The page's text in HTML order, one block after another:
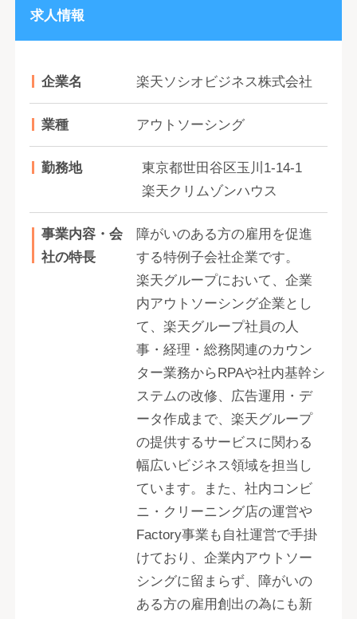
求人情報
企業名 楽天ソシオビジネス株式会社
業種 アウトソーシング
勤務地
東京都世田谷区玉川1-14-1
楽天クリムゾンハウス
事業内容・会
社の特長
障がいのある方の雇用を促進
する特例子会社企業です。
楽天グループにおいて、企業
内アウトソーシング企業とし
て、楽天グループ社員の人
事・経理・総務関連のカウン
ター業務からRPAや社内基幹シ
ステムの改修、広告運用・デ
ータ作成まで、楽天グループ
の提供するサービスに関わる
幅広いビジネス領域を担当し
ています。また、社内コンビ
ニ・クリーニング店の運営や
Factory事業も自社運営で手掛
けており、企業内アウトソー
シングに留まらず、障がいの
ある方の雇用創出の為にも新